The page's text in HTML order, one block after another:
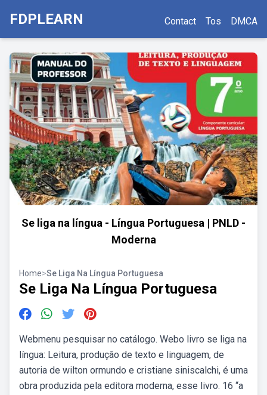
FDPLEARN Contact Tos DMCA
Se liga na língua - Língua Portuguesa | PNLD -
Moderna
Home>Se Liga Na Língua Portuguesa
Se Liga Na Língua Portuguesa
Webmenu pesquisar no catálogo. Webo livro se liga na
língua: Leitura, produção de texto e linguagem, de
autoria de wilton ormundo e cristiane siniscalchi, é uma
obra produzida pela editora moderna, esse livro. 16 “a